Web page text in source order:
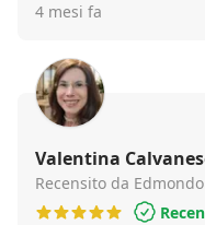
altre agenzie
4 mesi fa
Recensito da